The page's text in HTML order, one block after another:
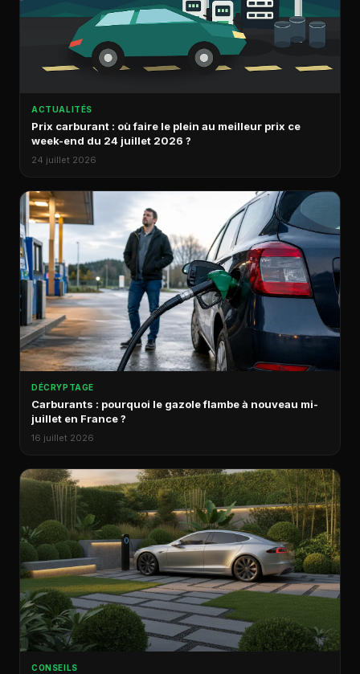
ACTUALITÉS
Prix carburant : où faire le plein au meilleur prix ce
week-end du 24 juillet 2026 ?
24 juillet 2026
DÉCRYPTAGE
Carburants : pourquoi le gazole flambe à nouveau mi-
juillet en France ?
16 juillet 2026
CONSEILS